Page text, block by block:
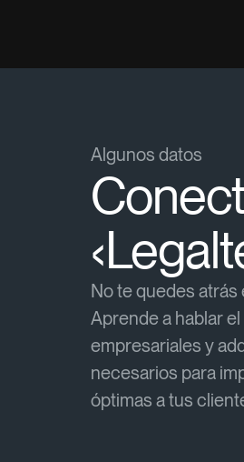
Algunos datos
No te quedes
Aprende a hablar
empresariales y
necesarios para
óptimas a tus